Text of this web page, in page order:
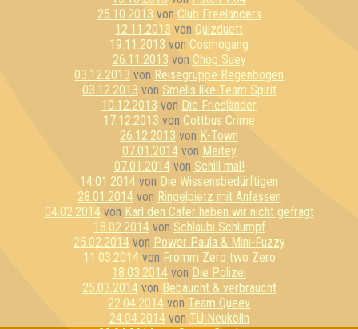
25.10.2013 von Club Freelancers
12.11.2013 von Quizduett
19.11.2013 von Cosmogang
26.11.2013 von Chop Suey
03.12.2013 von Reisegruppe Regenbogen
03.12.2013 von Smells like Team Spirit
10.12.2013 von Die Friesländer
17.12.2013 von Cottbus Crime
26.12.2013 von K-Town
07.01.2014von Meitey
07.01.2014von Schill mal!
14.01.2014 von Die Wissensbedürftigen
28.01.2014von Ringelpietz mit Anfassen
04.02.2014von Karl den Cäfer haben wir nicht gefragt
18.02.2014von Schlaubi Schlumpf
25.02.2014von Power Paula & Mini-Fuzzy
11.03.2014von Fromm Zero two Zero
18.03.2014 von Die Polizei
25.03.2014von Bebaucht & verbraucht
22.04.2014 von Team Queev
24.04.2014von TU Neukölln